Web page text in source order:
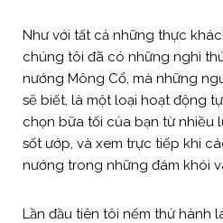
Như với tất cả những thực
chúng tôi đã có những nghi
nướng Mông Cổ, mà những
sẽ biết, là một loại hoạt động
chọn bữa tối của bạn từ nhiều
sốt ướp, và xem trực tiếp khi
nướng trong những đám khói
Lần đầu tiên tôi nếm thử hành